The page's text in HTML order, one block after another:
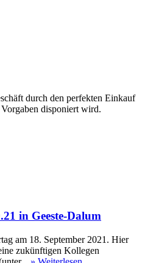
durch den perfekten Einkauf
disponiert wird.
in Geeste-Dalum
am 18. September 2021. Hier
zukünftigen Kollegen